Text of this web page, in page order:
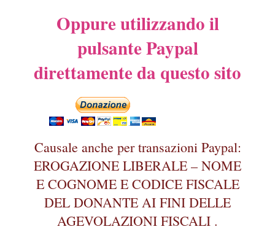
Oppure utilizzando il
pulsante Paypal
direttamente da questo sito
Causale anche per transazioni Paypal:
EROGAZIONE LIBERALE – NOME
E COGNOME E CODICE FISCALE
DEL DONANTE AI FINI DELLE
AGEVOLAZIONI FISCALI .